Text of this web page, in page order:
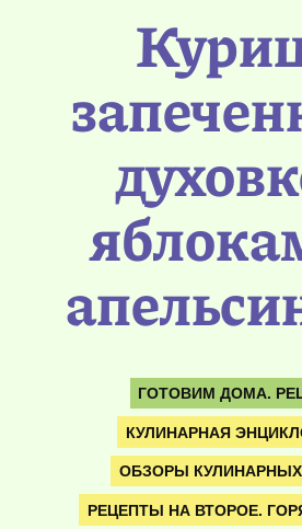
ГОТОВИМ ДОМА.
КУЛИНАРНАЯ
ОБЗОРЫ
РЕЦЕПТЫ НА ВТОРОЕ.